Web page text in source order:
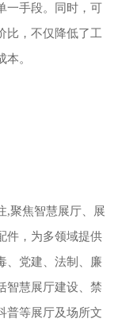
一手段。同时，可
比，不仅降低了工
。
,聚焦智慧展厅、展
件，为多领域提供
、党建、法制、廉
智慧展厅建设、禁
普等展厅及场所文